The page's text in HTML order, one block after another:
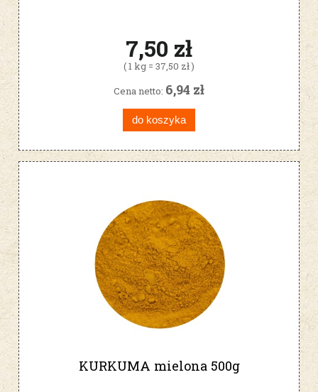
7,50 zł
( 1 kg = 37,50 zł )
Cena netto: 6,94 zł
do koszyka
KURKUMA mielona 500g